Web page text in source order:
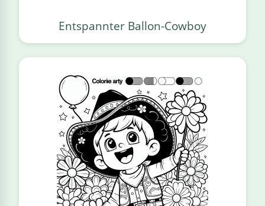
Entspannter Ballon-Cowboy